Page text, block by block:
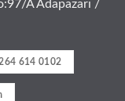
A Adapazarı /
614 0102